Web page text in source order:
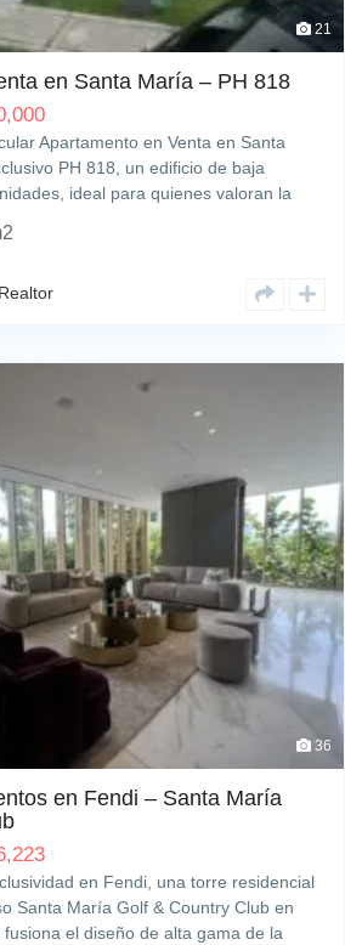
21
en Santa María – PH 818
Apartamento en Venta en Santa
PH 818, un edificio de baja
ideal para quienes valoran la
Con 486 m², este apartamento de lujo
4…
36
en Fendi – Santa María
en Fendi, una torre residencial
Santa María Golf & Country Club en
el diseño de alta gama de la